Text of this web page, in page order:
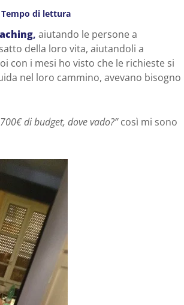
di lettura
, aiutando le persone a
della loro vita, aiutandoli a
con i mesi ho visto che le richieste si
nel loro cammino, avevano bisogno
di budget, dove vado?”così mi sono